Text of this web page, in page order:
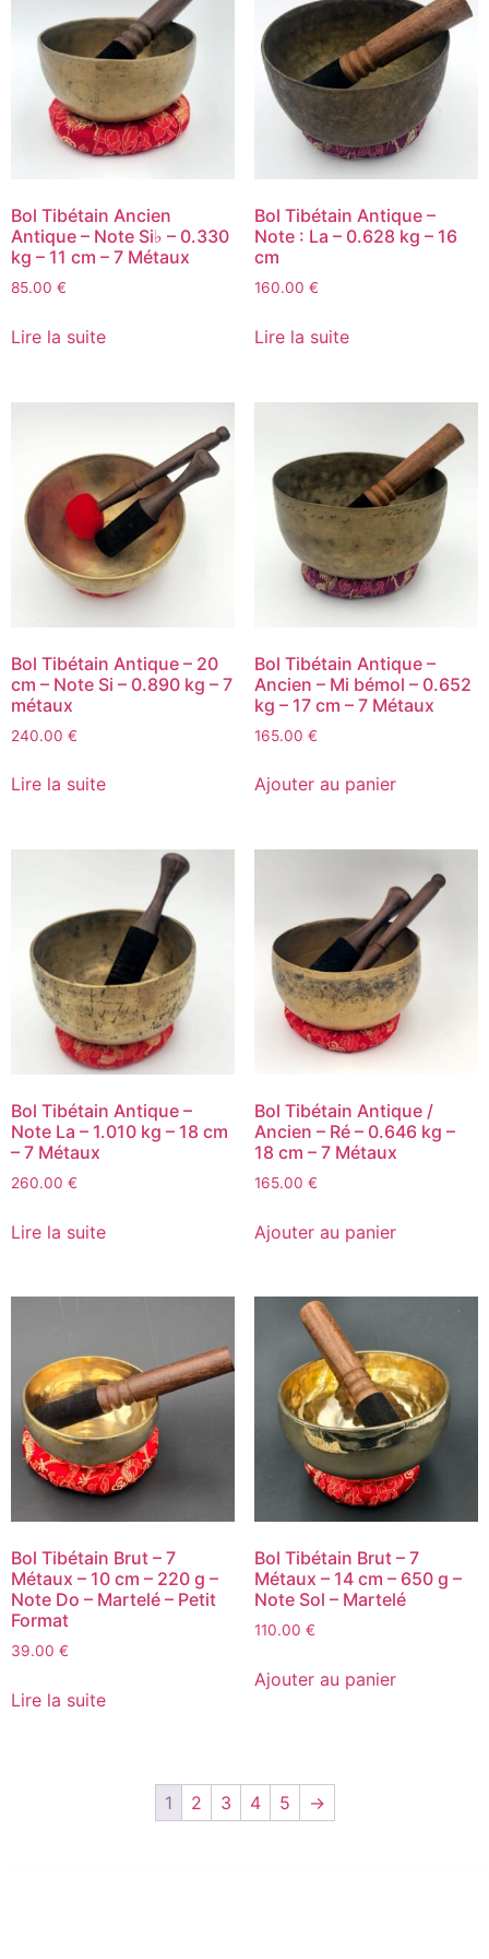
Bol Tibétain Ancien
Antique – Note Si♭ – 0.330
kg – 11 cm – 7 Métaux
85.00 €
Lire la suite
Bol Tibétain Antique –
Note : La – 0.628 kg – 16
cm
160.00 €
Lire la suite
Bol Tibétain Antique – 20
cm – Note Si – 0.890 kg – 7
métaux
240.00 €
Lire la suite
Bol Tibétain Antique –
Ancien – Mi bémol – 0.652
kg – 17 cm – 7 Métaux
165.00 €
Ajouter au panier
Bol Tibétain Antique –
Note La – 1.010 kg – 18 cm
– 7 Métaux
260.00 €
Lire la suite
Bol Tibétain Antique /
Ancien – Ré – 0.646 kg –
18 cm – 7 Métaux
165.00 €
Ajouter au panier
Bol Tibétain Brut – 7
Métaux – 10 cm – 220 g –
Note Do – Martelé – Petit
Format
39.00 €
Lire la suite
Bol Tibétain Brut – 7
Métaux – 14 cm – 650 g –
Note Sol – Martelé
110.00 €
Ajouter au panier
1 2 3 4 5 →